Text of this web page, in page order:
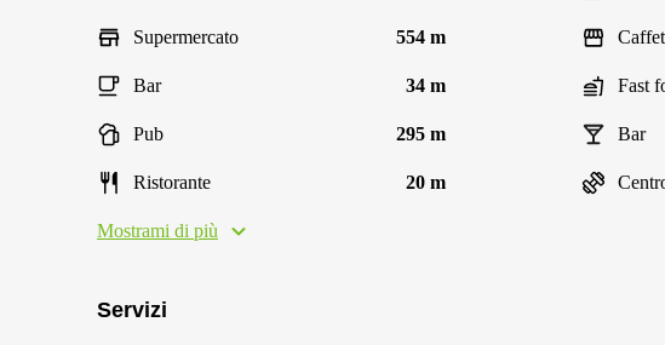
Supermercato 554 m
Bar 34 m Fast
Pub 295 m Bar
Ristorante 20 m
Mostrami di più
Servizi